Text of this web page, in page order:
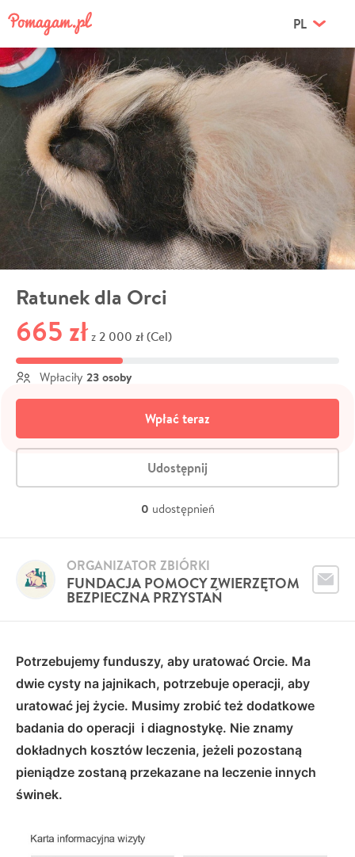
PL
Ratunek dla Orci
665 zł z 2 000 zł (Cel)
Wpłaciły 23 osoby
Wpłać teraz
Udostępnij
0 udostępnień
FUNDACJA POMOCY ZWIERZĘTOM
BEZPIECZNA PRZYSTAŃ
ORGANIZATOR ZBIÓRKI
Potrzebujemy funduszy, aby uratować Orcie. Ma
dwie cysty na jajnikach, potrzebuje operacji, aby
uratować jej życie. Musimy zrobić też dodatkowe
badania do operacji i diagnostykę. Nie znamy
dokładnych kosztów leczenia, jeżeli pozostaną
pieniądze zostaną przekazane na leczenie innych
świnek.